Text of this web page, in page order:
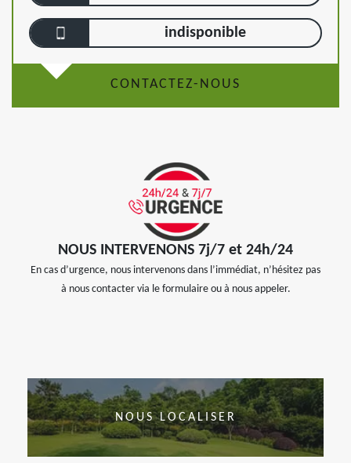
indisponible
CONTACTEZ-NOUS
NOUS INTERVENONS 7j/7 et 24h/24
En cas d’urgence, nous intervenons dans l’immédiat, n’hésitez pas
à nous contacter via le formulaire ou à nous appeler.
NOUS LOCALISER